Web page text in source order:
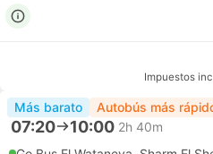
Impuestos
Más barato Autobús más
07:20 10:00 2h 40m